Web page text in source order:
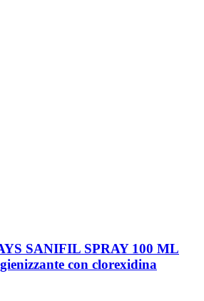
SANIFIL SPRAY 100 ML
con clorexidina